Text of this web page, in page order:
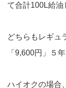
て合計100L給油
どちらもレギュ
「9,600円」５
ハイオクの場合